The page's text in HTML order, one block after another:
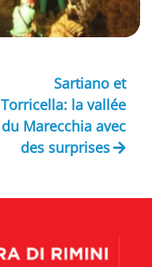
Sartiano et
Torricella: la vallée
du Marecchia avec
des surprises